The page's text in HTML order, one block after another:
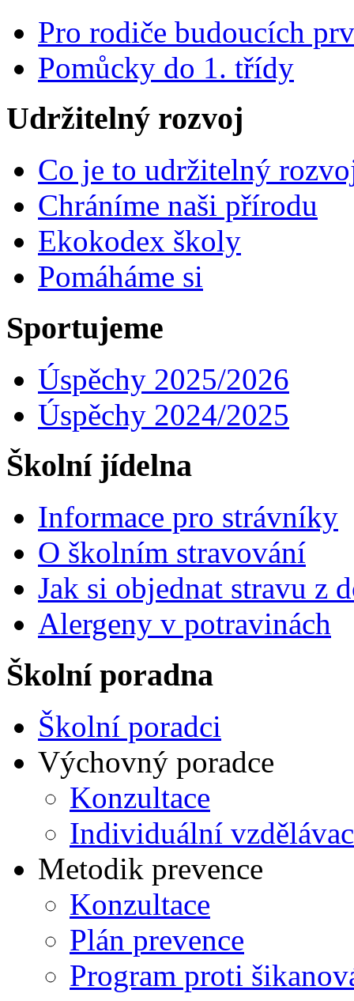
Pro rodiče budoucích
Pomůcky do 1. třídy
Udržitelný rozvoj
Co je to udržitelný
Chráníme naši přírodu
Ekokodex školy
Pomáháme si
Sportujeme
Úspěchy 2025/2026
Úspěchy 2024/2025
Školní jídelna
Informace pro strávníky
O školním stravování
Jak si objednat stravu z
Alergeny v potravinách
Školní poradna
Školní poradci
Výchovný poradce
Konzultace
Individuální
Metodik prevence
Konzultace
Plán prevence
Program proti